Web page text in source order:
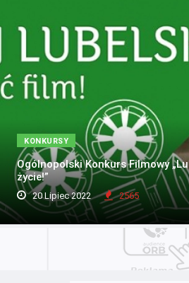
KONKURSY
Ogólnopolski Konkurs Filmowy
życie!”
20 Lipiec 2022 2565